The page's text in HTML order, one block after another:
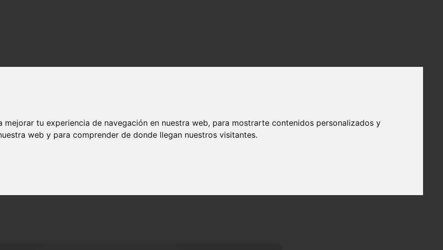
tu experiencia de navegación en nuestra web, para mostrarte contenidos personalizados y
web y para comprender de donde llegan nuestros visitantes.